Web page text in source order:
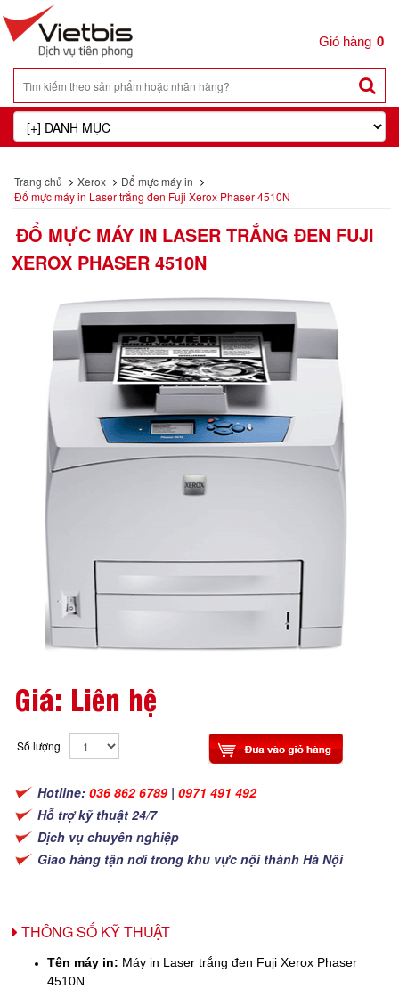
0
Trang chủ Xerox
Đổ mực máy in
Đổ mực máy in Laser trắng đen Fuji Xerox Phaser 4510N
ĐỔ MỰC MÁY IN LASER TRẮNG ĐEN FUJI
XEROX PHASER 4510N
Giá: Liên hệ
Số lượng
Hotline: 036 862 6789 | 0971 491 492
Hỗ trợ kỹ thuật 24/7
Dịch vụ chuyên nghiệp
Giao hàng tận nơi trong khu vực nội thành Hà Nội
THÔNG SỐ KỸ THUẬT
Tên máy in: Máy in Laser trắng đen Fuji Xerox Phaser
4510N